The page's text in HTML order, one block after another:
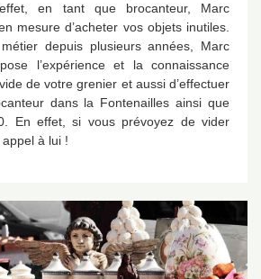
en tant que brocanteur, Marc
mesure d’acheter vos objets inutiles.
depuis plusieurs années, Marc
l’expérience et la connaissance
de votre grenier et aussi d’effectuer
dans la Fontenailles ainsi que
En effet, si vous prévoyez de vider
à lui !